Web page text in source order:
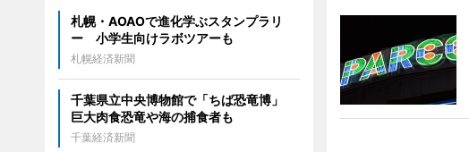
札幌・AOAOで進化学ぶスタンプラリ
ー 小学生向けラボツアーも
札幌経済新聞
千葉県立中央博物館で「ちば恐竜博」
巨大肉食恐竜や海の捕食者も
千葉経済新聞